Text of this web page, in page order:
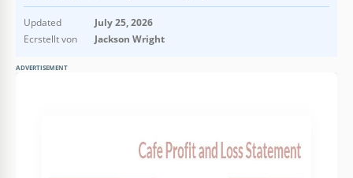
Updated
July 25, 2026
Ecrstellt von
Jackson Wright
ADVERTISEMENT